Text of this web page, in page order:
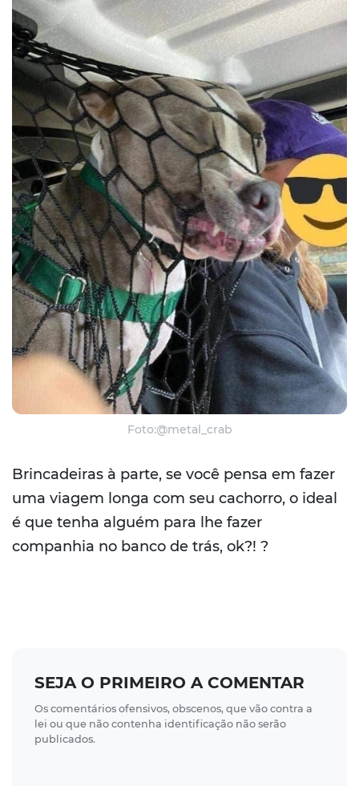
Foto:@metal_crab
Brincadeiras à parte, se você pensa em fazer
uma viagem longa com seu cachorro, o ideal
é que tenha alguém para lhe fazer
companhia no banco de trás, ok?! ?
SEJA O PRIMEIRO A COMENTAR
Os comentários ofensivos, obscenos, que vão contra a
lei ou que não contenha identificação não serão
publicados.